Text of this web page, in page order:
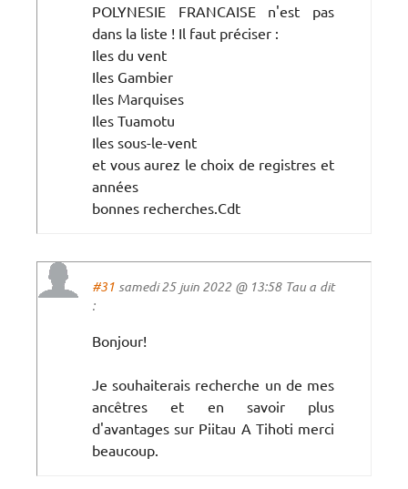
POLYNESIE FRANCAISE n'est pas
dans la liste ! Il faut préciser :
Iles du vent
Iles Gambier
Iles Marquises
Iles Tuamotu
Iles sous-le-vent
et vous aurez le choix de registres et
années
bonnes recherches.Cdt
#31 samedi 25 juin 2022 @ 13:58 Tau a dit
:
Bonjour!
Je souhaiterais recherche un de mes
ancêtres et en savoir plus
d'avantages sur Piitau A Tihoti merci
beaucoup.